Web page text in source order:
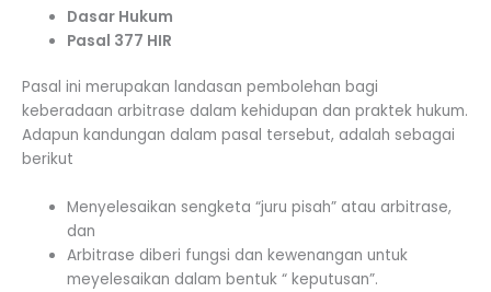
Dasar Hukum
Pasal 377 HIR
Pasal ini merupakan landasan pembolehan bagi
keberadaan arbitrase dalam kehidupan dan praktek hukum.
Adapun kandungan dalam pasal tersebut, adalah sebagai
berikut
Menyelesaikan sengketa “juru pisah” atau arbitrase,
dan
Arbitrase diberi fungsi dan kewenangan untuk
meyelesaikan dalam bentuk “ keputusan”.